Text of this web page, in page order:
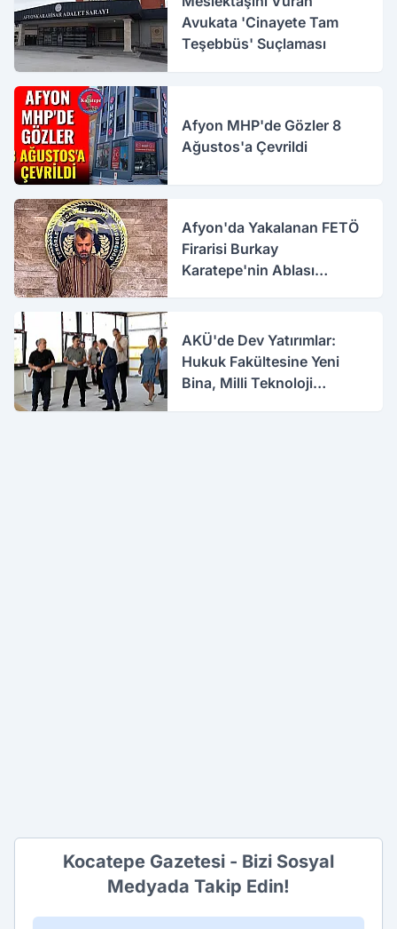
Avukata 'Cinayete Tam
Teşebbüs' Suçlaması
Afyon MHP'de Gözler 8
Ağustos'a Çevrildi
Afyon'da Yakalanan FETÖ
Firarisi Burkay
Karatepe'nin Ablası
AKÜ'de Dev Yatırımlar:
Hukuk Fakültesine Yeni
Bina, Milli Teknoloji
Kocatepe Gazetesi - Bizi Sosyal
Medyada Takip Edin!